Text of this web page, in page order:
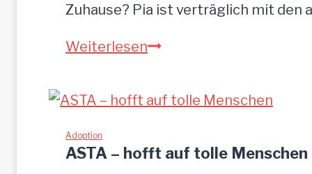
Zuhause? Pia ist verträglich mit den
WeiterlesenP
u
Adoption
ASTA – hofft auf tolle Menschen